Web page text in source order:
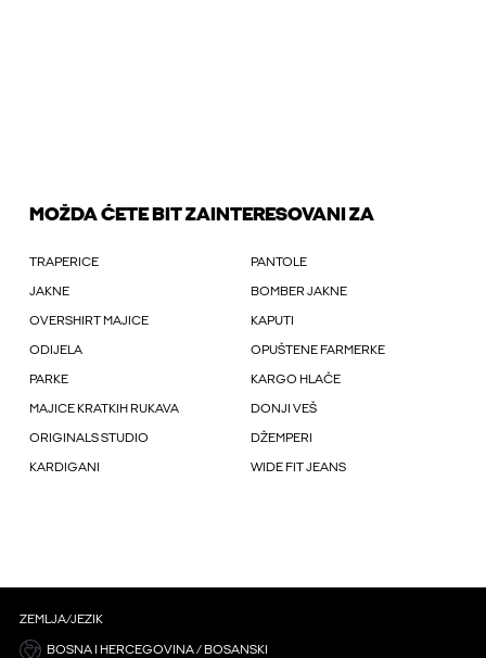
MOŽDA ĆETE BIT ZAINTERESOVANI ZA
TRAPERICE PANTOLE
JAKNE BOMBER JAKNE
OVERSHIRT MAJICE KAPUTI
ODIJELA OPUŠTENE FARMERKE
PARKE KARGO HLAČE
MAJICE KRATKIH RUKAVA DONJI VEŠ
ORIGINALS STUDIO DŽEMPERI
KARDIGANI WIDE FIT JEANS
ZEMLJA/JEZIK
BOSNA I HERCEGOVINA / BOSANSKI